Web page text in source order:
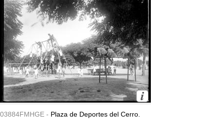
03884FMHGE - Plaza de Deportes del Cerro.